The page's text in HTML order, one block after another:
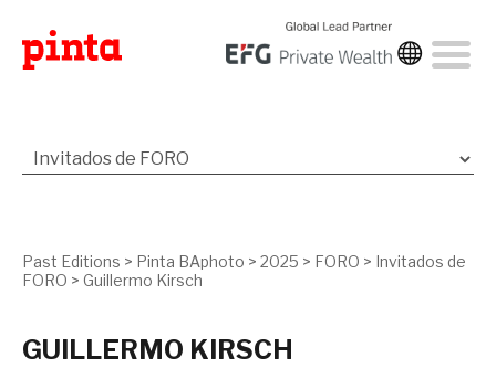
Past Editions > Pinta BAphoto > 2025 > FORO > Invitados de
FORO > Guillermo Kirsch
GUILLERMO KIRSCH